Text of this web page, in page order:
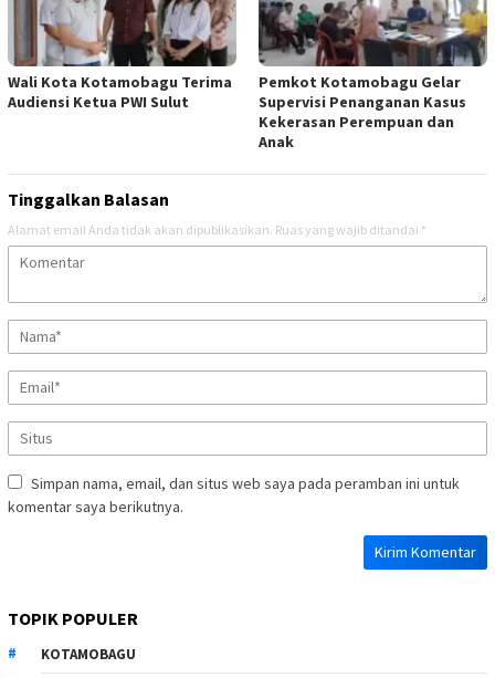
Wali Kota Kotamobagu Terima
Audiensi Ketua PWI Sulut
Pemkot Kotamobagu Gelar
Supervisi Penanganan Kasus
Kekerasan Perempuan dan
Anak
Tinggalkan Balasan
Alamat email Anda tidak akan dipublikasikan. Ruas yang wajib ditandai *
Simpan nama, email, dan situs web saya pada peramban ini untuk
komentar saya berikutnya.
TOPIK POPULER
KOTAMOBAGU